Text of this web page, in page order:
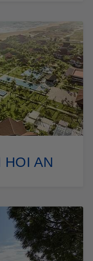
HOI AN